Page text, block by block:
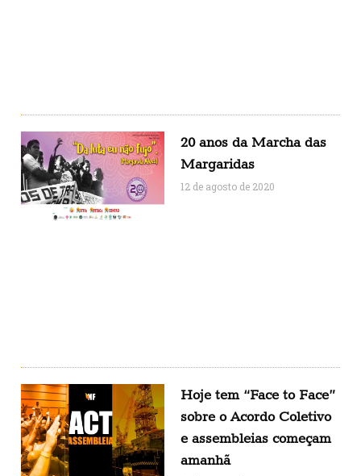
20 anos da Marcha das
Margaridas
12 de agosto de 2020
Hoje tem “Face to Face”
sobre o Acordo Coletivo
e assembleias começam
amanhã